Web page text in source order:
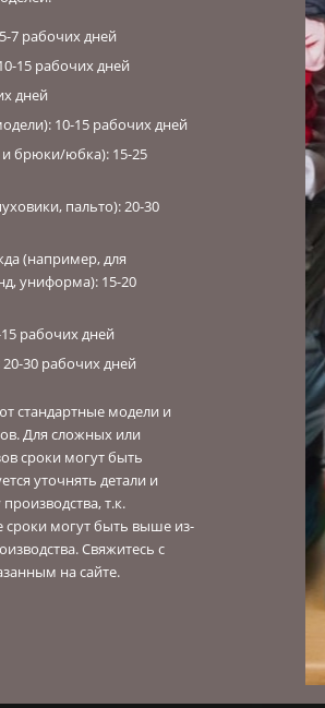
7 рабочих дней
15 рабочих дней
дней
10-15 рабочих дней
брюки/юбка): 15-25
пальто): 20-30
(например, для
униформа): 15-20
рабочих дней
30 рабочих дней
стандартные модели и
Для сложных или
сроки могут быть
уточнять детали и
т.к.
сроки могут быть выше из-
Свяжитесь с
на сайте.